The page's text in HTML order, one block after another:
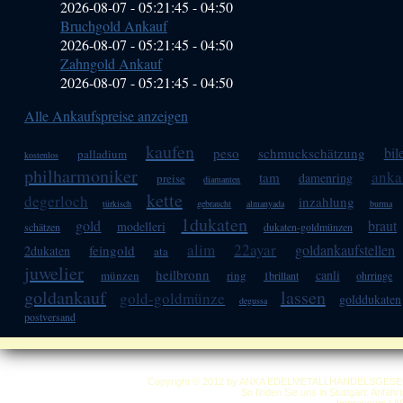
2026-08-07 - 05:21:45 -04:50
Bruchgold Ankauf
2026-08-07 - 05:21:45 -04:50
Zahngold Ankauf
2026-08-07 - 05:21:45 -04:50
Alle Ankaufspreise anzeigen
kostenlos palladium kaufen peso schmuckschätzung
philharmoniker preise diamanten tam damenring
degerloch
türkisch kette gebraucht almanyada inzahlung burma
schätzen gold modelleri 1dukaten dukaten-goldmünzen braut
2dukaten feingold ata alim 22ayar goldankaufstellen
juwelier münzen heilbronn ring 1brillant canli ohrringe
goldankauf gold-goldmünze degussa lassen golddukaten
postversand
Copyright © 2012 by ANKA
So finden Sie uns in Stuttgart: